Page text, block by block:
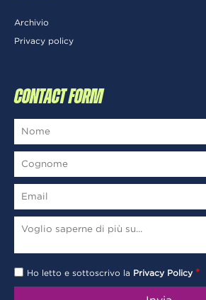
Archivio
Privacy policy
CONTACT FORM
Ho letto e sottoscrivo la Privacy Policy *